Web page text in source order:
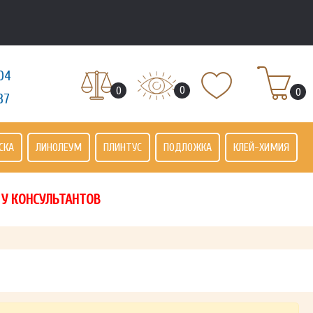
0 0 0
ЛИНОЛЕУМ ПЛИНТУС ПОДЛОЖКА КЛЕЙ-ХИМИЯ
КОНСУЛЬТАНТОВ